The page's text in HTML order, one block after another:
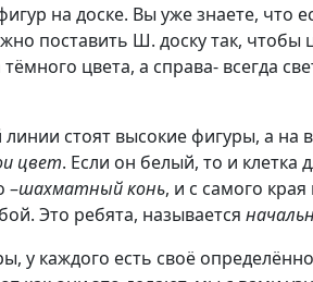
на доске. Вы уже знаете, что
поставить Ш. доску так,
цвета, а справа- всегда
линии стоят высокие фигуры, а
цвет. Если он белый, то и клетка
–шахматный конь, и с самого
Это ребята, называется
у каждого есть своё